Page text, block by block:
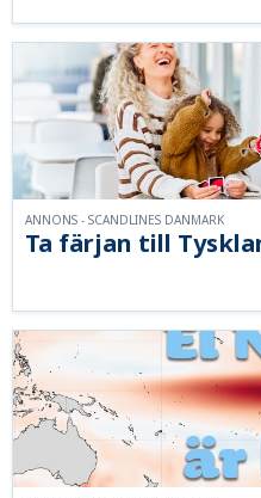
Ta färjan till
ANNONS - SCANDLINES DANMARK